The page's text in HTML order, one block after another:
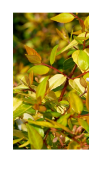
Précédent